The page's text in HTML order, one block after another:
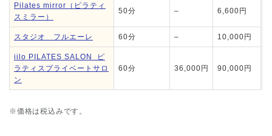
Pilates mirror（ピラティ
スミラー）
50分 – 6,600円
スタジオ フルエーレ 60分 – 10,000円
iilo PILATES SALON ピ
ラティスプライベートサロ
ン
60分 36,000円 90,000円
※価格は税込みです。